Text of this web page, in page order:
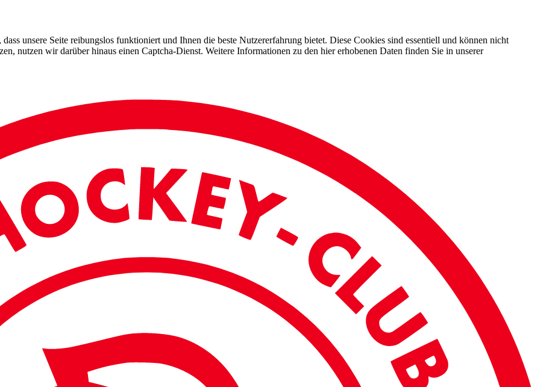
unsere Seite reibungslos funktioniert und Ihnen die beste Nutzererfahrung bietet. Diese Cookies sind essentiell und können nicht
nutzen wir darüber hinaus einen Captcha-Dienst. Weitere Informationen zu den hier erhobenen Daten finden Sie in unserer